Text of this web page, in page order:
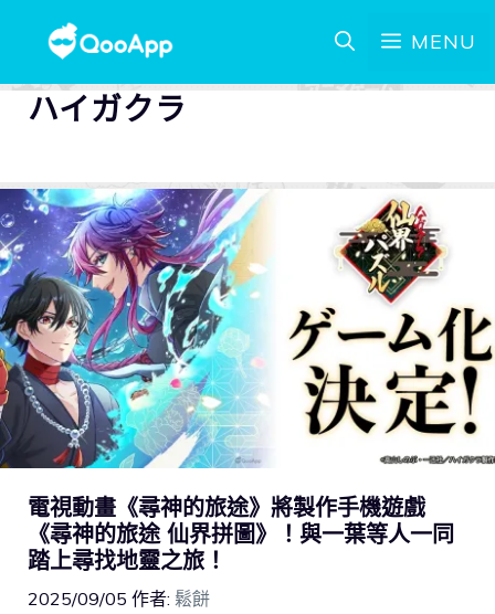
MENU
ハイガクラ
電視動畫《尋神的旅途》將製作手機遊戲
《尋神的旅途 仙界拼圖》！與一葉等人一同
踏上尋找地靈之旅！
2025/09/05 作者: 鬆餅